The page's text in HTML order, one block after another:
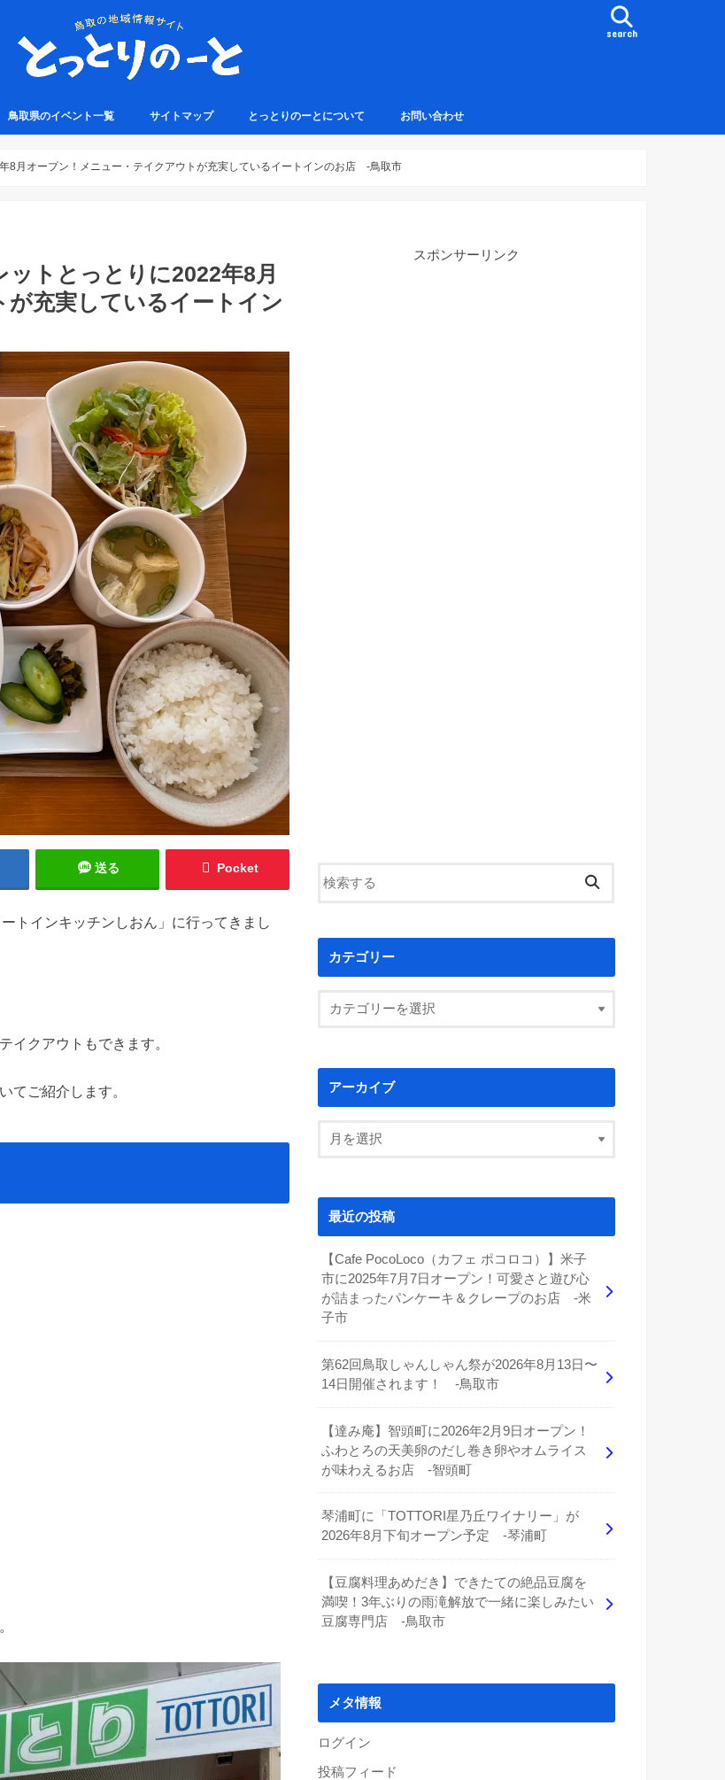
search
鳥取県のイベント一覧 サイトマップ とっとりのーとについて お問い合わせ
8月オープン！メニュー・テイクアウトが充実しているイートインのお店 -鳥取市
ットとっとりに2022年8月
充実しているイートイン
送る Pocket
トインキッチンしおん」に行ってきまし
イクアウトもできます。
てご紹介します。
スポンサーリンク
カテゴリー
アーカイブ
最近の投稿
【Cafe PocoLoco（カフェ ポコロコ）】米子
市に2025年7月7日オープン！可愛さと遊び心
が詰まったパンケーキ＆クレープのお店 -米
子市
第62回鳥取しゃんしゃん祭が2026年8月13日〜
14日開催されます！ -鳥取市
【達み庵】智頭町に2026年2月9日オープン！
ふわとろの天美卵のだし巻き卵やオムライス
が味わえるお店 -智頭町
琴浦町に「TOTTORI星乃丘ワイナリー」が
2026年8月下旬オープン予定 -琴浦町
【豆腐料理あめだき】できたての絶品豆腐を
満喫！3年ぶりの雨滝解放で一緒に楽しみたい
豆腐専門店 -鳥取市
メタ情報
ログイン
投稿フィード